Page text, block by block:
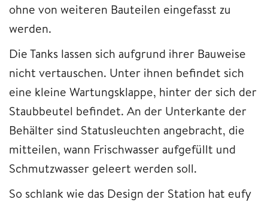
ohne von weiteren Bauteilen eingefasst zu
werden.
Die Tanks lassen sich aufgrund ihrer Bauweise
nicht vertauschen. Unter ihnen befindet sich
eine kleine Wartungsklappe, hinter der sich der
Staubbeutel befindet. An der Unterkante der
Behälter sind Statusleuchten angebracht, die
mitteilen, wann Frischwasser aufgefüllt und
Schmutzwasser geleert werden soll.
So schlank wie das Design der Station hat eufy